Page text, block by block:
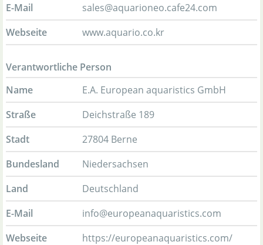
E-Mail
sales@aquarioneo.cafe24.com
Webseite
www.aquario.co.kr
Verantwortliche Person
Name
E.A. European aquaristics GmbH
Straße
Deichstraße 189
Stadt
27804 Berne
Bundesland
Niedersachsen
Land
Deutschland
E-Mail
info@europeanaquaristics.com
Webseite
https://europeanaquaristics.com/